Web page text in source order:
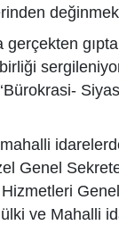
Genel
ve Mahalli